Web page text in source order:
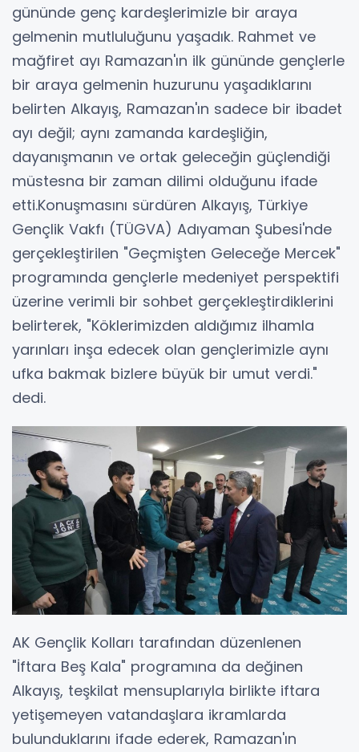
gününde genç kardeşlerimizle bir araya
gelmenin mutluluğunu yaşadık. Rahmet ve
mağfiret ayı Ramazan'ın ilk gününde gençlerle
bir araya gelmenin huzurunu yaşadıklarını
belirten Alkayış, Ramazan'ın sadece bir ibadet
ayı değil; aynı zamanda kardeşliğin,
dayanışmanın ve ortak geleceğin güçlendiği
müstesna bir zaman dilimi olduğunu ifade
etti.Konuşmasını sürdüren Alkayış, Türkiye
Gençlik Vakfı (TÜGVA) Adıyaman Şubesi'nde
gerçekleştirilen "Geçmişten Geleceğe Mercek"
programında gençlerle medeniyet perspektifi
üzerine verimli bir sohbet gerçekleştirdiklerini
belirterek, "Köklerimizden aldığımız ilhamla
yarınları inşa edecek olan gençlerimizle aynı
ufka bakmak bizlere büyük bir umut verdi."
dedi.
AK Gençlik Kolları tarafından düzenlenen
"İftara Beş Kala" programına da değinen
Alkayış, teşkilat mensuplarıyla birlikte iftara
yetişemeyen vatandaşlara ikramlarda
bulunduklarını ifade ederek, Ramazan'ın